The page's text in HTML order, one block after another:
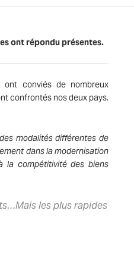
ont répondu présentes.
ont conviés de nombreux
confrontés nos deux pays.
modalités différentes de
dans la modernisation
la compétitivité des biens
les plus rapides